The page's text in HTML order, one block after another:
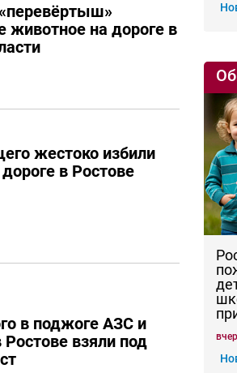
животное на дороге в
жестоко избили
в Ростове
в поджоге АЗС и
взяли под